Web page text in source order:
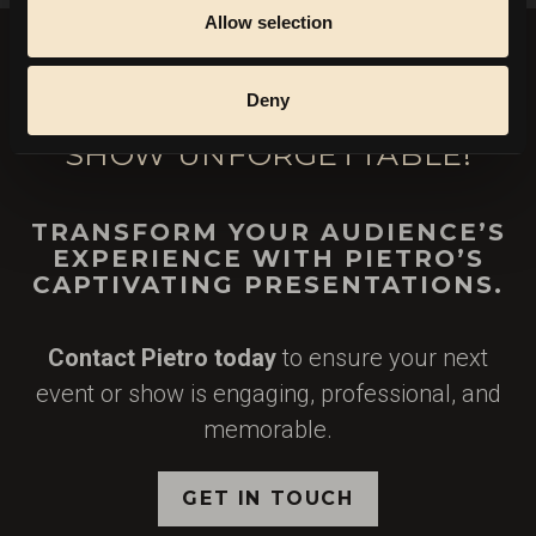
Allow selection
Deny
LET'S MAKE YOUR EVENT OR
SHOW UNFORGETTABLE!
TRANSFORM YOUR AUDIENCE’S
EXPERIENCE WITH PIETRO’S
CAPTIVATING PRESENTATIONS.
Contact Pietro today to ensure your next
event or show is engaging, professional, and
memorable.
GET IN TOUCH